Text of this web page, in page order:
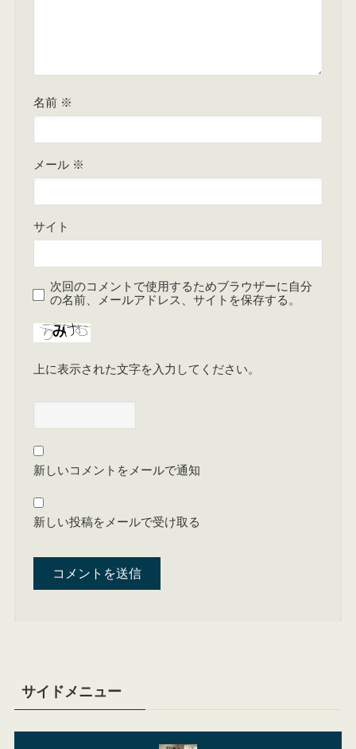
名前 ※
メール ※
サイト
次回のコメントで使用するためブラウザーに自分
の名前、メールアドレス、サイトを保存する。
上に表示された文字を入力してください。
新しいコメントをメールで通知
新しい投稿をメールで受け取る
サイドメニュー